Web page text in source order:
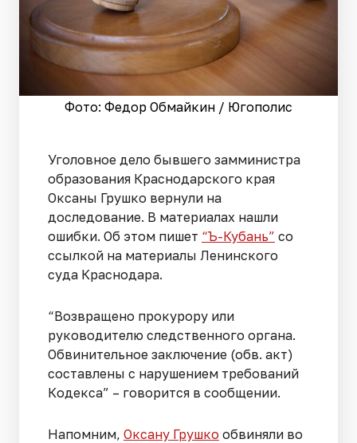
Фото: Федор Обмайкин / Югополис
Уголовное дело бывшего замминистра
образования Краснодарского края
Оксаны Грушко вернули на
доследование. В материалах нашли
ошибки. Об этом пишет “Ъ-Кубань” со
ссылкой на материалы Ленинского
суда Краснодара.
“Возвращено прокурору или
руководителю следственного органа.
Обвинительное заключение (обв. акт)
составлены с нарушением требований
Кодекса” – говорится в сообщении.
Напомним, Оксану Грушко обвиняли во